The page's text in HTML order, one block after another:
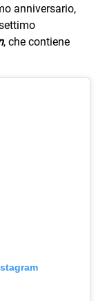
anniversario,
, che contiene